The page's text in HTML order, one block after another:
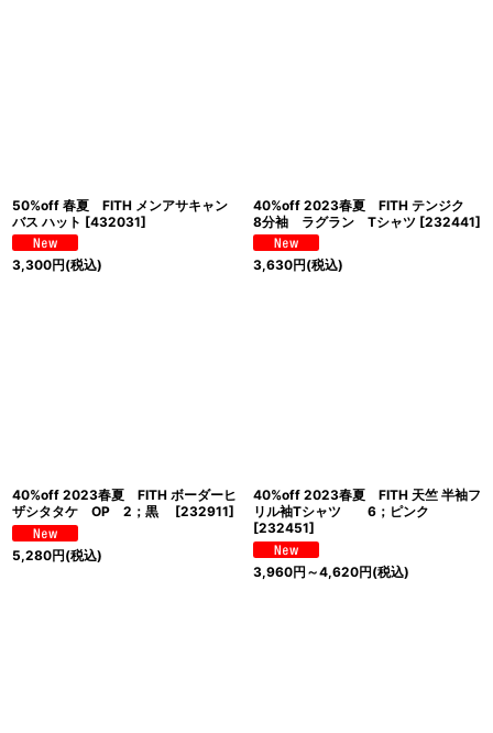
50%off 春夏 FITH メンアサキャン
バス ハット [432031]
3,300円(税込)
40%off 2023春夏 FITH テンジク
8分袖 ラグラン Tシャツ [232441]
3,630円(税込)
40%off 2023春夏 FITH ボーダーヒ
ザシタタケ OP 2；黒
[232911]
5,280円(税込)
40%off 2023春夏 FITH 天竺 半袖フ
リル袖Tシャツ 6；ピンク
[232451]
3,960円 ～4,620円(税込)